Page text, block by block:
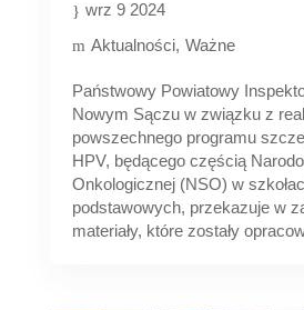
wrz 9 2024
Aktualności Ważne
Państwowy Powiatowy
Nowym Sączu w związku z
powszechnego programu
HPV, będącego częścią
Onkologicznej (NSO) w
podstawowych, przekazuje w
materiały, które zostały